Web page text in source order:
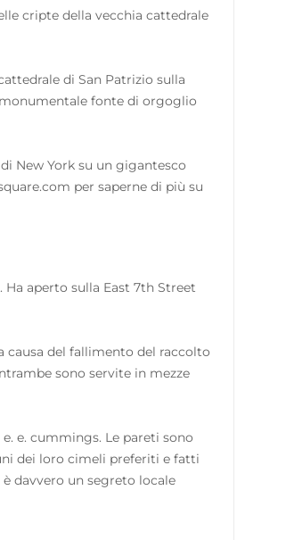
cripte della vecchia cattedrale
di San Patrizio sulla
fonte di orgoglio
New York su un gigantesco
per saperne di più su
aperto sulla East 7th Street
causa del fallimento del raccolto
sono servite in mezze
e. cummings. Le pareti sono
dei loro cimeli preferiti e fatti
davvero un segreto locale